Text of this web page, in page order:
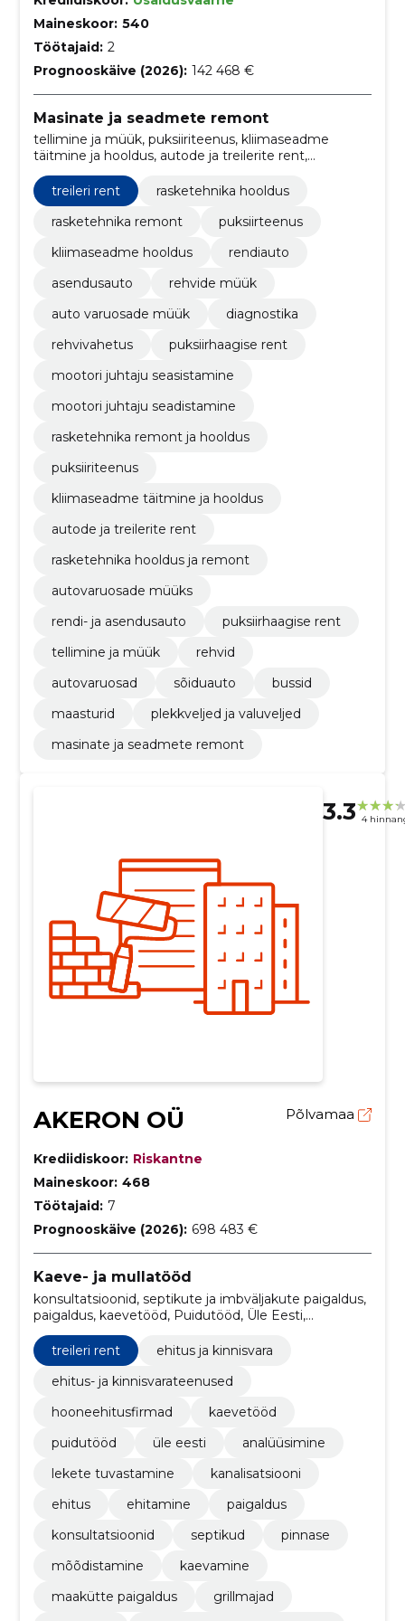
Maineskoor: 540
Töötajaid: 2
Prognooskäive (2026): 142 468 €
Masinate ja seadmete remont
tellimine ja müük, puksiiriteenus, kliimaseadme
täitmine ja hooldus, autode ja treilerite rent,
rasketehnika hooldus ja remont, autovaruosade
müüks, rendi- ja asendusauto, puksiirhaagise rent,
maasturid, bussid
treileri rent
rasketehnika hooldus
rasketehnika remont
puksiirteenus
kliimaseadme hooldus
rendiauto
asendusauto
rehvide müük
auto varuosade müük
diagnostika
rehvivahetus
puksiirhaagise rent
mootori juhtaju seasistamine
mootori juhtaju seadistamine
rasketehnika remont ja hooldus
puksiiriteenus
kliimaseadme täitmine ja hooldus
autode ja treilerite rent
rasketehnika hooldus ja remont
autovaruosade müüks
rendi- ja asendusauto
puksiirhaagise rent
tellimine ja müük
rehvid
autovaruosad
sõiduauto
bussid
maasturid
plekkveljed ja valuveljed
masinate ja seadmete remont
3.3 4
AKERON OÜ Põlvamaa
Krediidiskoor: Riskantne
Maineskoor: 468
Töötajaid: 7
Prognooskäive (2026): 698 483 €
Kaeve- ja mullatööd
konsultatsioonid, septikute ja imbväljakute paigaldus,
paigaldus, kaevetööd, Puidutööd, Üle Eesti,
analüüsimine, lekete tuvastamine, kanalisatsiooni,
Ehitustreileri rent
ehitus ja kinnisvara
ehitus- ja kinnisvarateenused
hooneehitusfirmad
kaevetööd
puidutööd
üle eesti
analüüsimine
lekete tuvastamine
kanalisatsiooni
ehitus
ehitamine
paigaldus
konsultatsioonid
septikud
pinnase
mõõdistamine
kaevamine
maakütte paigaldus
grillmajad